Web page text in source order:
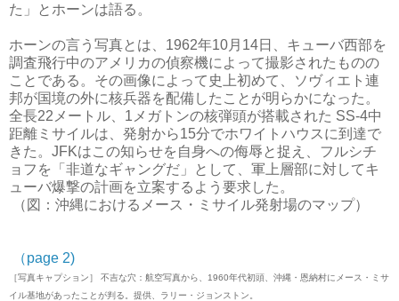
た」とホーンは語る。
ホーンの言う写真とは、1962年10月14日、キューバ西部を
調査飛行中のアメリカの偵察機によって撮影されたものの
ことである。その画像によって史上初めて、ソヴィエト連
邦が国境の外に核兵器を配備したことが明らかになった。
全長22メートル、1メガトンの核弾頭が搭載された SS-4中
距離ミサイルは、発射から15分でホワイトハウスに到達で
きた。JFKはこの知らせを自身への侮辱と捉え、フルシチ
ョフを「非道なギャングだ」として、軍上層部に対してキ
ューバ爆撃の計画を立案するよう要求した。
（図：沖縄におけるメース・ミサイル発射場のマップ）
（page 2)
［写真キャプション］ 不吉な穴：航空写真から、1960年代初頭、沖縄・恩納村にメース・ミサ
イル基地があったことが判る。提供、ラリー・ジョンストン。